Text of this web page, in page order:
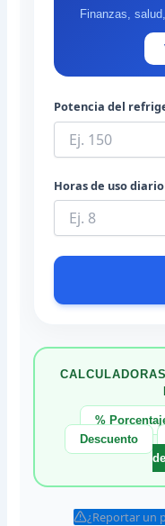
Finanzas,
Potencia del
Horas de uso diario
%
Descuento
¿Reportar un